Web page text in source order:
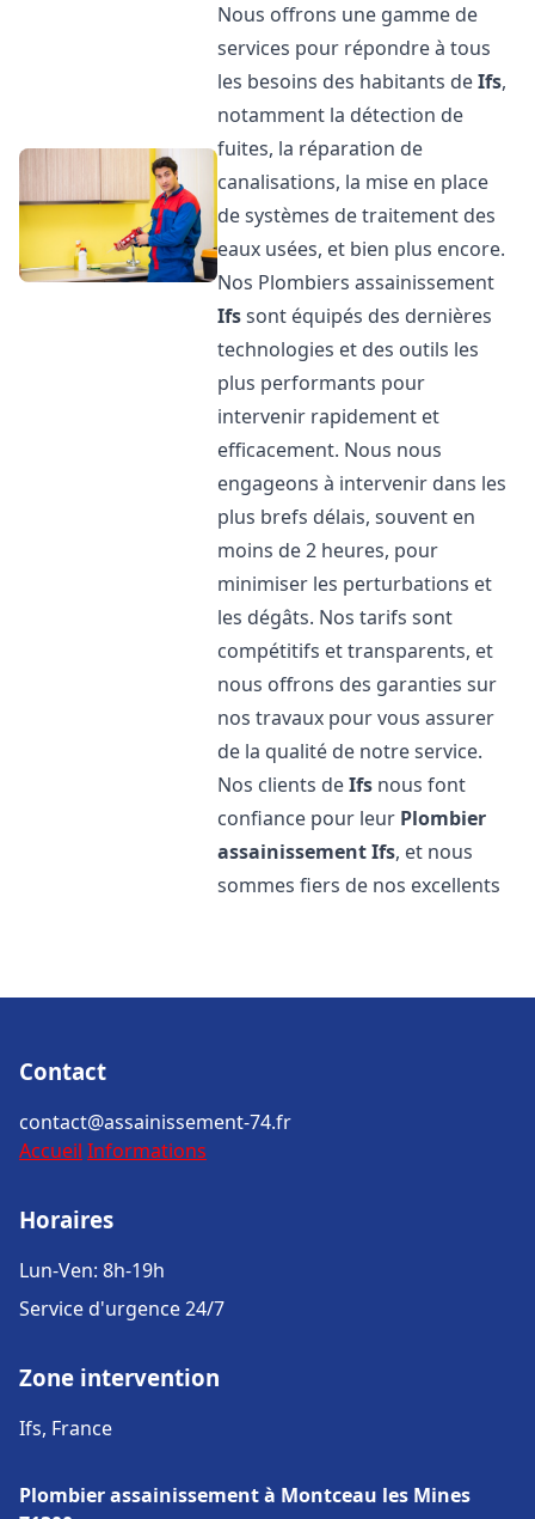
Nous offrons une gamme de
services pour répondre à tous
les besoins des habitants deIfs,
notamment la détection de
fuites, la réparation de
canalisations, la mise en place
de systèmes de traitement des
eaux usées, et bien plus encore.
Nos Plombiers assainissement
Ifssont équipés des dernières
technologies et des outils les
plus performants pour
intervenir rapidement et
efficacement. Nous nous
engageons à intervenir dans les
plus brefs délais, souvent en
moins de 2 heures, pour
minimiser les perturbations et
les dégâts. Nos tarifs sont
compétitifs et transparents, et
nous offrons des garanties sur
nos travaux pour vous assurer
de la qualité de notre service.
Nos clients deIfs nous font
confiance pour leur Plombier
assainissementIfs, et nous
sommes fiers de nos excellents
Contact
contact@assainissement-74.fr
Accueil Informations
Horaires
Lun-Ven: 8h-19h
Service d'urgence 24/7
Zone intervention
Ifs, France
Plombier assainissement à Montceau les Mines